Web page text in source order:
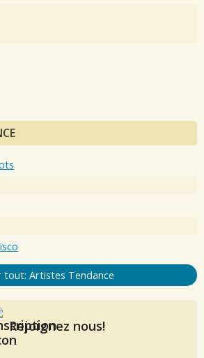
tout: Artistes Tendance
Rejoignez nous!